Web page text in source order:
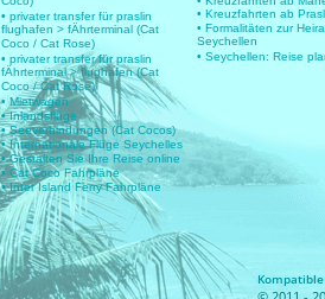
• privater transfer für praslin
flughafen > fÄhrterminal (Cat
Coco / Cat Rose)
• privater transfer für praslin
fÄhrterminal > flughafen (Cat
Coco / Cat Rose)
• Mietwagen
• Inlandsflüge
• Seeverbindungen (Cat Cocos)
• Internationale Flüge Seychelles
• Gestalten Sie Ihre Reise online
• Cat Coco Fahrpläne
• Inter Island Ferry Fahrpläne
• Kreuzfahrten ab
• Formalitäten zur
Seychellen
• Seychellen: Reise